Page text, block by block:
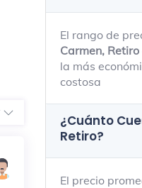
El rango de
Carmen, Retiro
la más
costosa
¿Cuánto
Retiro?
El precio